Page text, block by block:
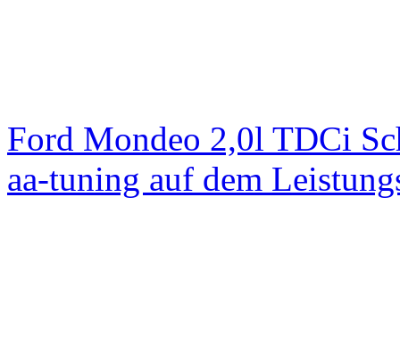
Ford Mondeo 2,0l TDCi
aa-tuning auf dem